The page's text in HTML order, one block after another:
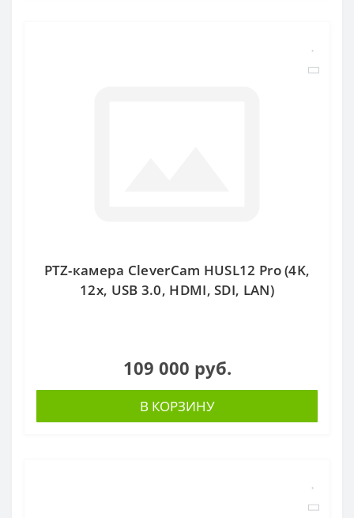
PTZ-камера CleverCam HUSL12 Pro (4K,
12x, USB 3.0, HDMI, SDI, LAN)
109 000 руб.
В КОРЗИНУ